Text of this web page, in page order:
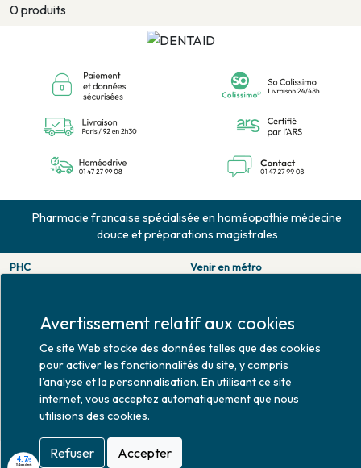
0 produits
Pharmacie francaise spécialisée en homéopathie médecine
douce et préparations magistrales
PHC
Fax. 01 47 55 03 61
Horaires d'ouverture
Lundi : 10h30 - 20h00
Mardi au vendredi : 9h00 -
20h00
Samedi : 9h30 - 20h00
Venir en métro
Venir en bus
Jean Monet : ligne 52.
Avertissement relatif aux cookies
Ce site Web stocke des données telles que des cookies
pour activer les fonctionnalités du site, y compris
l'analyse et la personnalisation. En utilisant ce site
internet, vous acceptez automatiquement que nous
utilisions des cookies.
Refuser Accepter